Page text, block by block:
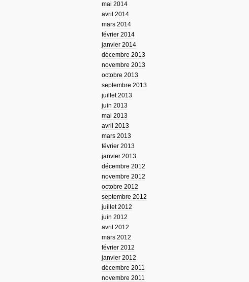
mai 2014
avril 2014
mars 2014
février 2014
janvier 2014
décembre 2013
novembre 2013
octobre 2013
septembre 2013
juillet 2013
juin 2013
mai 2013
avril 2013
mars 2013
février 2013
janvier 2013
décembre 2012
novembre 2012
octobre 2012
septembre 2012
juillet 2012
juin 2012
avril 2012
mars 2012
février 2012
janvier 2012
décembre 2011
novembre 2011